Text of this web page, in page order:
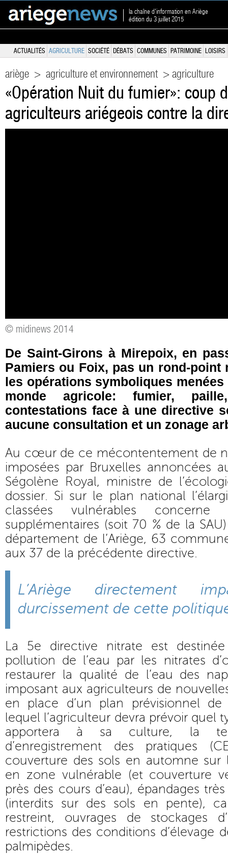
la chaîne d'information en Ariège
édition du 3 juillet 2015
ACTUALITÉS AGRICULTURE SOCIÉTÉ DÉBATS COMMUNES PATRIMOINE LOISIRS
ariège > agriculture et environnement > agriculture
«Opération Nuit du fumier»: coup
agriculteurs ariégeois contre la
© midinews 2014
De Saint-Girons à Mirepoix, en
Pamiers ou Foix, pas un rond-point
les opérations symboliques
monde agricole: fumier,
contestations face à une directive
aucune consultation et un zonage
Au cœur de ce mécontentement de
imposées par Bruxelles annoncées
Ségolène Royal, ministre de
dossier. Si sur le plan national
classées vulnérables concerne
supplémentaires (soit 70 % de la
département de l’Ariège, 63
aux 37 de la précédente directive.
L’Ariège directement
durcissement de cette
La 5e directive nitrate est
pollution de l’eau par les nitrates
restaurer la qualité de l’eau des
imposant aux agriculteurs de
en place d’un plan prévisionnel de
lequel l’agriculteur devra prévoir quel
apportera à sa culture, la
d’enregistrement des pratiques
couverture des sols en automne sur
en zone vulnérable (et couverture
près des cours d’eau), épandages
(interdits sur des sols en pente),
restreint, ouvrages de stockages
restrictions des conditions d’élevage
palmipèdes.